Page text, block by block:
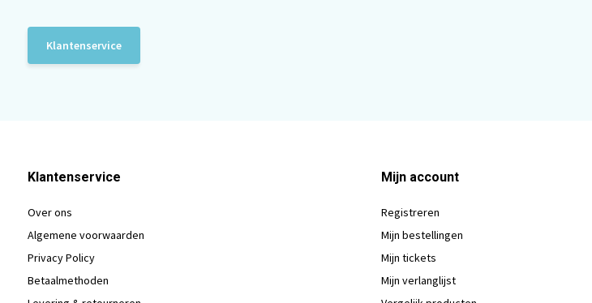
Klantenservice
Klantenservice
Over ons
Algemene voorwaarden
Privacy Policy
Betaalmethoden
Mijn account
Registreren
Mijn bestellingen
Mijn tickets
Mijn verlanglijst